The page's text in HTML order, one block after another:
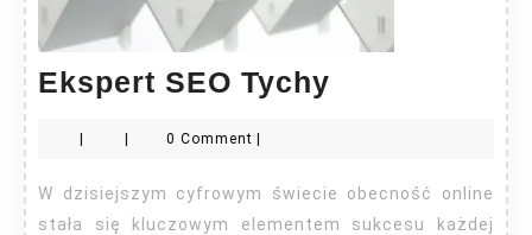
Ekspert SEO Tychy
| | 0 Comment |
W dzisiejszym cyfrowym świecie obecność online
stała się kluczowym elementem sukcesu każdej